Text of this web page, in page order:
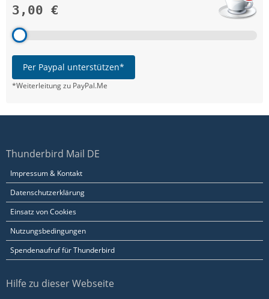
3,00 €
Per Paypal unterstützen*
*Weiterleitung zu PayPal.Me
Thunderbird Mail DE
Impressum & Kontakt
Datenschutzerklärung
Einsatz von Cookies
Nutzungsbedingungen
Spendenaufruf für Thunderbird
Hilfe zu dieser Webseite